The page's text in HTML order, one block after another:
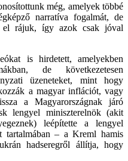
még, amelyek többé
narratíva fogalmát, de
el rájuk, így azok csak jóval
is hirdetett, amelyekben
de következetesen
üzeneteket, mint hogy
a magyar inflációt, vagy
a Magyarországnak járó
lengyel miniszterelnök (akit
leépítette a lengyel
tartalmában – a Kreml hamis
hadseregről állítja, hogy